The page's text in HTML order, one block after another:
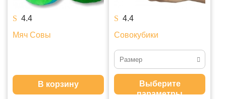
4.4
Мяч Совы
В корзину
4.4
Совокубики
Размер
Набор маленький
Выберите
параметры